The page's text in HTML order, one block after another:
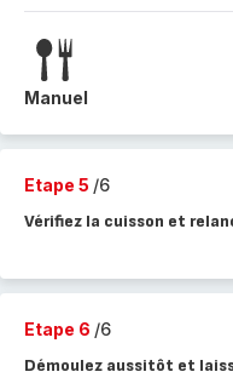
Manuel
Etape 5 /6
Vérifiez la cuisson et
Etape 6 /6
Démoulez aussitôt et